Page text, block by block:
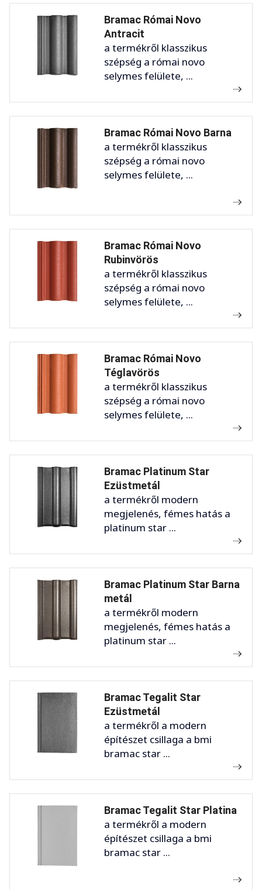
Bramac Római Novo
Antracit
a termékről klasszikus
szépség a római novo
selymes felülete, ...
Bramac Római Novo Barna
a termékről klasszikus
szépség a római novo
selymes felülete, ...
Bramac Római Novo
Rubinvörös
a termékről klasszikus
szépség a római novo
selymes felülete, ...
Bramac Római Novo
Téglavörös
a termékről klasszikus
szépség a római novo
selymes felülete, ...
Bramac Platinum Star
Ezüstmetál
a termékről modern
megjelenés, fémes hatás a
platinum star ...
Bramac Platinum Star Barna
metál
a termékről modern
megjelenés, fémes hatás a
platinum star ...
Bramac Tegalit Star
Ezüstmetál
a termékről a modern
építészet csillaga a bmi
bramac star ...
Bramac Tegalit Star Platina
a termékről a modern
építészet csillaga a bmi
bramac star ...